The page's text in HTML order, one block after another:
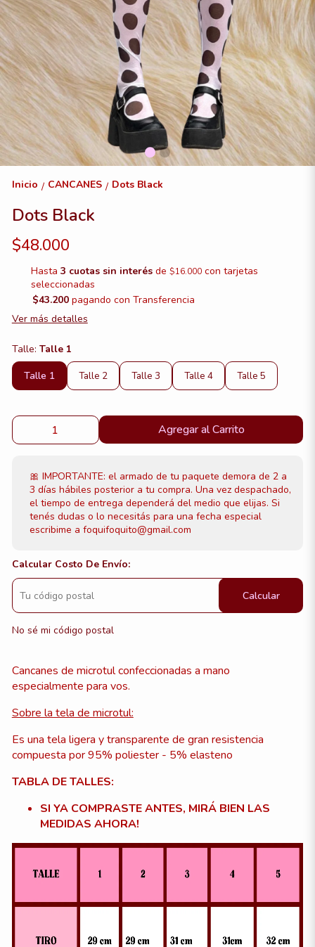
Inicio / CANCANES / Dots Black
Dots Black
$48.000
Hasta3 cuotas sin interés de$16.000 con tarjetas
seleccionadas
$43.200pagando con Transferencia
Ver más detalles
Talle: Talle 1
Talle 1
Talle 2 Talle 3 Talle 4 Talle 5
Agregar al Carrito
🎀 IMPORTANTE: el armado de tu paquete demora de 2 a
3 días hábiles posterior a tu compra. Una vez despachado,
el tiempo de entrega dependerá del medio que elijas. Si
tenés dudas o lo necesitás para una fecha especial
escribime a foquifoquito@gmail.com
Calcular Costo De Envío:
Calcular
No sé mi código postal
Cancanes de microtul confeccionadas a mano
especialmente para vos.
Sobre la tela de microtul:
Es una tela ligera y transparente de gran resistencia
compuesta por 95% poliester - 5% elasteno
TABLA DE TALLES:
SI YA COMPRASTE ANTES, MIRÁ BIEN LAS
MEDIDAS AHORA!